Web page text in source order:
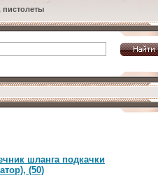
пистолеты
шланга подкачки
(50)